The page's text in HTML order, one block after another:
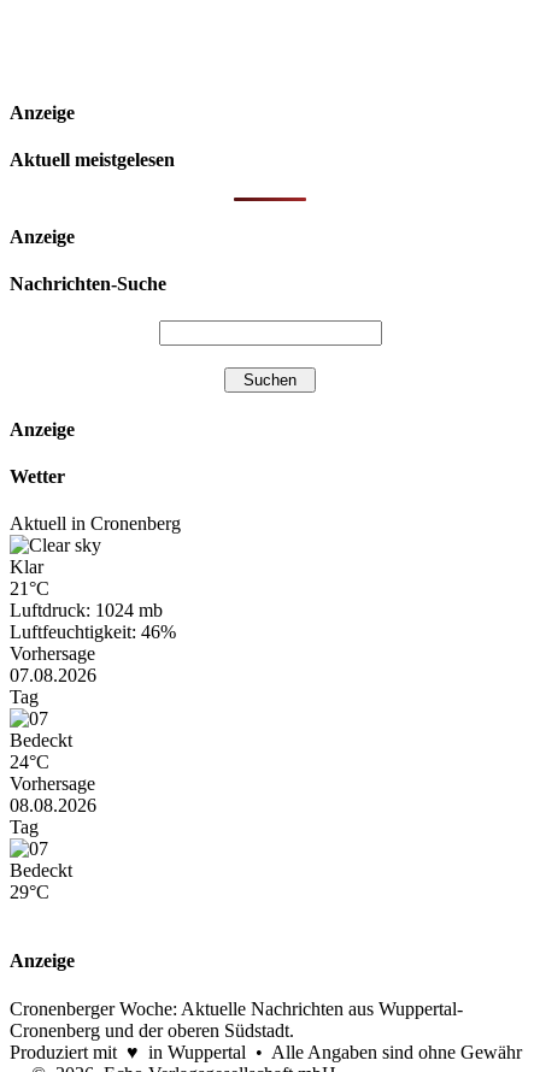
Anzeige
Aktuell meistgelesen
Anzeige
Nachrichten-Suche
Anzeige
Wetter
Aktuell in Cronenberg
Klar
21°C
Luftdruck: 1024 mb
Luftfeuchtigkeit: 46%
Vorhersage
07.08.2026
Tag
Bedeckt
24°C
Vorhersage
08.08.2026
Tag
Bedeckt
29°C
Anzeige
Cronenberger Woche: Aktuelle Nachrichten aus Wuppertal-
Cronenberg und der oberen Südstadt.
Produziert mit ♥ in Wuppertal • Alle Angaben sind ohne Gewähr